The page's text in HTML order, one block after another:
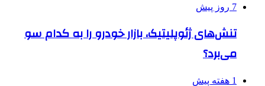
7 روز پیش
تنش‌های ژئوپلیتیک، بازار خودرو را به کدام سو
می‌برد؟
1 هفته پیش